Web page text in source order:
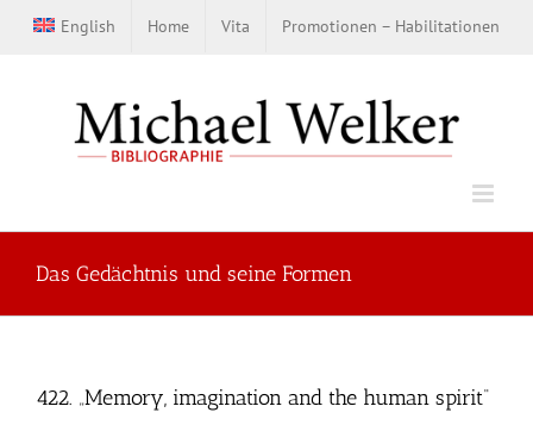
Inhalt
English Home Vita Promotionen – Habilitationen
Das Gedächtnis und seine Formen
422. „Memory, imagination and the human spirit“